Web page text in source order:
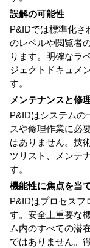
誤解の可能性
P&IDでは標準化さ
のレベルや閲覧者
ります。明確なラ
ジェクトドキュメ
す。
メンテナンスと修
P&IDはシステムの
スや修理作業に必
はありません。技
ツリスト、メンテ
す。
機能性に焦点を当
P&IDはプロセスフ
す。安全上重要な
ム内のすべての潜
ではありません。